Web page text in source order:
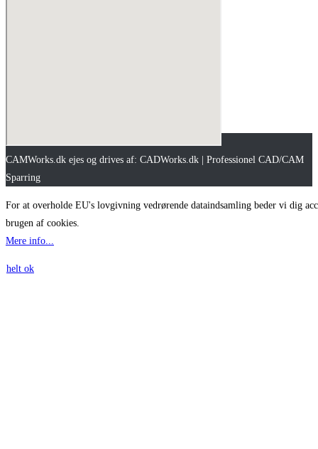
CAMWorks.dk ejes og drives af: CADWorks.dk | Professionel CAD/CAM
Sparring
For at overholde EU's lovgivning vedrørende dataindsamling beder vi dig
brugen af cookies.
Mere info...
helt ok